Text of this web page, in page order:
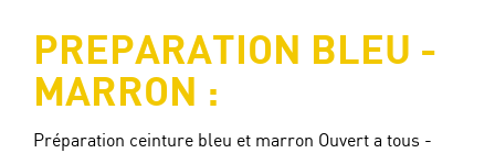
PREPARATION BLEU -
MARRON :
Préparation ceinture bleu et marron Ouvert a tous -